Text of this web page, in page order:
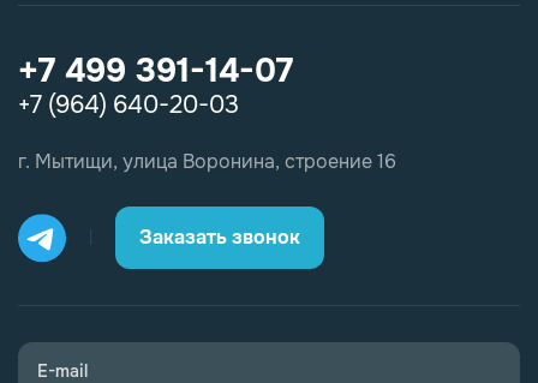
+7 499 391-14-07
+7 (964) 640-20-03
г. Мытищи, улица Воронина, строение 16
Заказать звонок
E-mail